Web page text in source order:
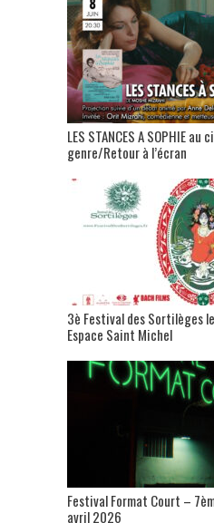
LES STANCES A SOPHIE au
genre/Retour à l’écran
3è Festival des Sortilèges
Espace Saint Michel
Festival Format Court –
avril 2026